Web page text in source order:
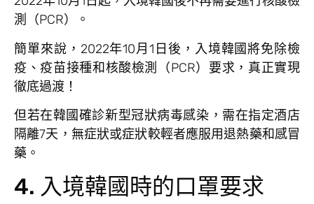
測（PCR）。
簡單來說，2022年10月1日後，入境韓國將免除檢
疫、疫苗接種和核酸檢測（PCR）要求，真正實現
徹底過渡！
但若在韓國確診新型冠狀病毒感染，需在指定酒店
隔離7天，無症狀或症狀較輕者應服用退熱藥和感冒
藥。
4. 入境韓國時的口罩要求